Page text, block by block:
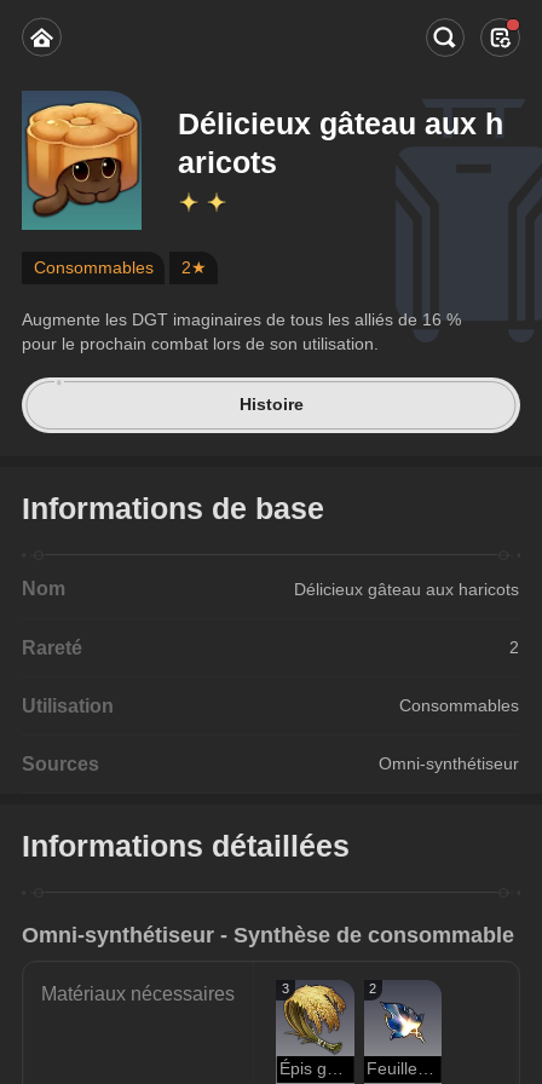
Délicieux gâteau aux h
aricots
Consommables 2★
Augmente les DGT imaginaires de tous les alliés de 16 %
pour le prochain combat lors de son utilisation.
Histoire
Informations de base
Nom Délicieux gâteau aux haricots
Rareté 2
Utilisation Consommables
Sources Omni-synthétiseur
Informations détaillées
Omni-synthétiseur - Synthèse de consommable
Matériaux nécessaires 3 2